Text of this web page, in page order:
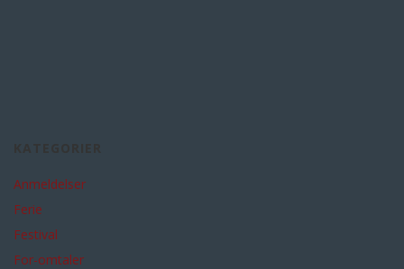
Anmeldelser
Ferie
Festival
For-omtaler